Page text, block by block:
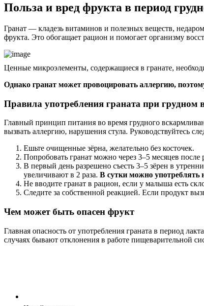
Польза и вред фрукта в период
Гранат — кладезь витаминов и полезных веществ,
фрукта. Это обогащает рацион и помогает организму
Ценные микроэлементы, содержащиеся в гранате,
Однако гранат может провоцировать аллергию,
Правила употребления граната при грудном
Главный принцип питания во время грудного
вызвать аллергию, нарушения стула. Руководствуйтесь
Ешьте очищенные зёрна, желательно без косточек.
Попробовать гранат можно через 3–5 месяцев после
В первый день разрешено съесть 3–5 зёрен в
увеличивают в 2 раза. В сутки можно употреблять
Не вводите гранат в рацион, если у малыша есть
Следите за собственной реакцией. Если продукт
Чем может быть опасен фрукт
Главная опасность от употребления граната в период
случаях бывают отклонения в работе пищеварительной